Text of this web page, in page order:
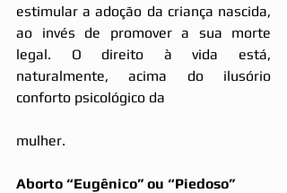
estimular a adoção da criança nascida,
ao invés de promover a sua morte
legal. O direito à vida está,
naturalmente, acima do ilusório
conforto psicológico da
mulher.
Aborto “Eugênico” ou “Piedoso”